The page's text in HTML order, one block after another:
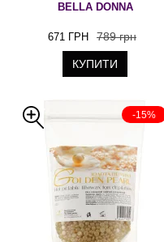
BELLA DONNA
671 ГРН 789 грн
КУПИТИ
-15%